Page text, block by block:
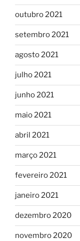
outubro 2021
setembro 2021
agosto 2021
julho 2021
junho 2021
maio 2021
abril 2021
março 2021
fevereiro 2021
janeiro 2021
dezembro 2020
novembro 2020